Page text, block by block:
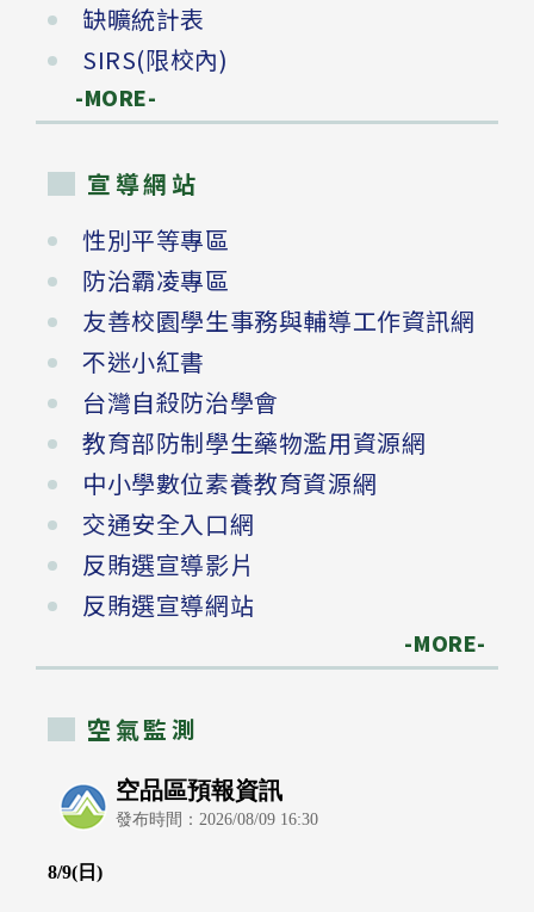
缺曠統計表
SIRS(限校內)
-MORE-
宣導網站
性別平等專區
防治霸凌專區
友善校園學生事務與輔導工作資訊網
不迷小紅書
台灣自殺防治學會
教育部防制學生藥物濫用資源網
中小學數位素養教育資源網
交通安全入口網
反賄選宣導影片
反賄選宣導網站
-MORE-
空氣監測